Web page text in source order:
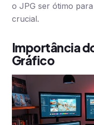
o JPG ser ótimo
crucial.
Importância
Gráfico